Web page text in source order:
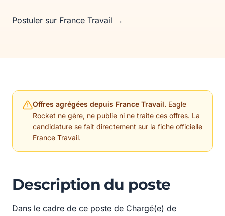
Postuler sur France Travail →
Offres agrégées depuis France Travail. Eagle
Rocket ne gère, ne publie ni ne traite ces offres. La
candidature se fait directement sur la fiche officielle
France Travail.
Description du poste
Dans le cadre de ce poste de Chargé(e) de